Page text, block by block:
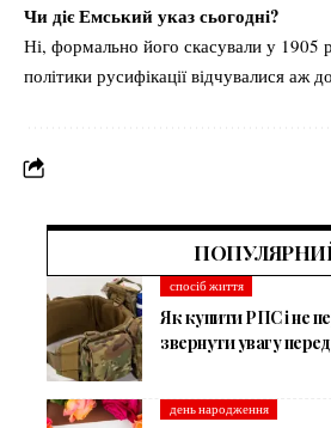
Чи діє Емський указ сьогодні?
Ні, формально його скасували у 1905
політики русифікації відчувалися аж
спосіб життя
Як купити РПС і не
звернути увагу
день народження